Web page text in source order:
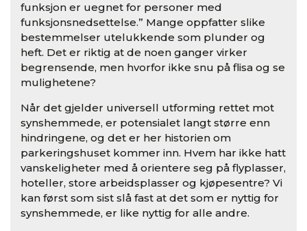
funksjon er uegnet for personer med
funksjonsnedsettelse.” Mange oppfatter slike
bestemmelser utelukkende som plunder og
heft. Det er riktig at de noen ganger virker
begrensende, men hvorfor ikke snu på flisa og se
mulighetene?
Når det gjelder universell utforming rettet mot
synshemmede, er potensialet langt større enn
hindringene, og det er her historien om
parkeringshuset kommer inn. Hvem har ikke hatt
vanskeligheter med å orientere seg på flyplasser,
hoteller, store arbeidsplasser og kjøpesentre? Vi
kan først som sist slå fast at det som er nyttig for
synshemmede, er like nyttig for alle andre.